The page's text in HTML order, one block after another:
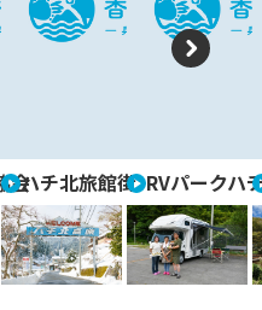
N
xt
会ハチ北旅館街 RVパークハ